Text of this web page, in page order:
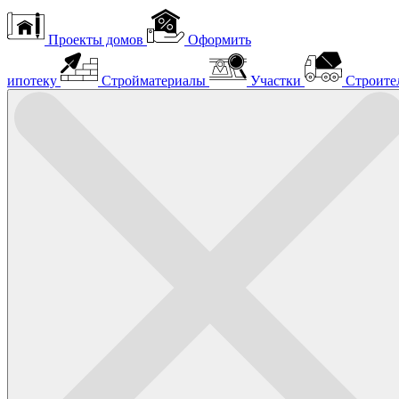
Проекты домов Оформить
ипотеку Стройматериалы Участки